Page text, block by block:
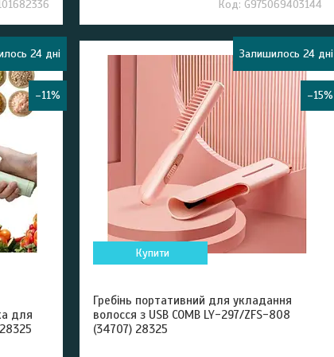
G975069403144
–11%
24 дні
для
–15%
Залишилось 24 дні
Купити
Гребінь портативний для укладання
волосся з USB COMB LY-297/ZFS-808
(34707) 28325